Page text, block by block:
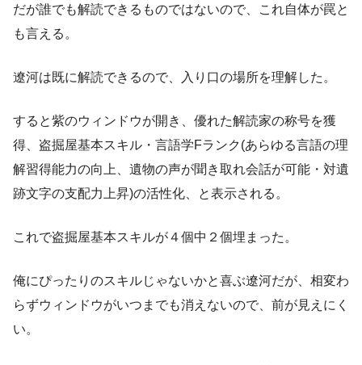
だが誰でも解読できるものではないので、これ自体が罠と
も言える。
遼河は既に解読できるので、入り口の場所を理解した。
すると紫のウィンドウが開き、優れた解読家の称号を獲
得、盗掘屋基本スキル・言語学Fランク(あらゆる言語の理
解習得能力の向上、遺物の声が聞き取れ会話が可能・対遺
跡文字の支配力上昇)の活性化、と表示される。
これで盗掘屋基本スキルが４個中２個埋まった。
俺にぴったりのスキルじゃないかと喜ぶ遼河だが、相変わ
らずウィンドウがいつまでも消えないので、前が見えにく
い。